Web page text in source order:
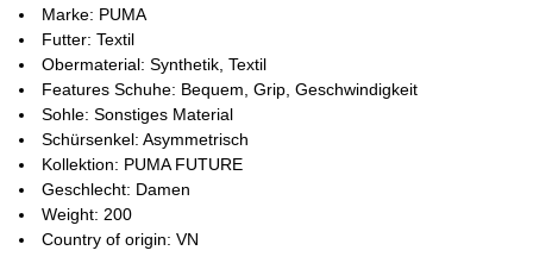
Marke: PUMA
Futter: Textil
Obermaterial: Synthetik, Textil
Features Schuhe: Bequem, Grip, Geschwindigkeit
Sohle: Sonstiges Material
Schürsenkel: Asymmetrisch
Kollektion: PUMA FUTURE
Geschlecht: Damen
Weight: 200
Country of origin: VN